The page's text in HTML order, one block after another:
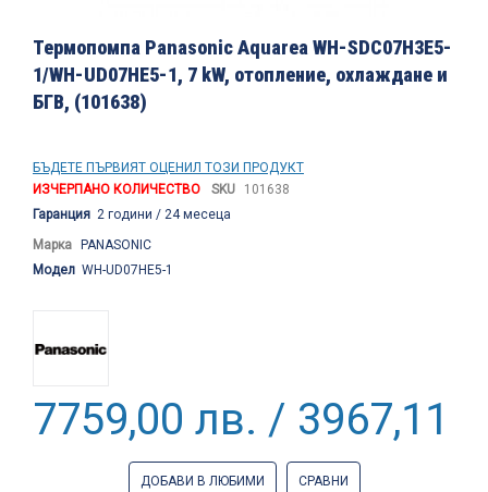
към
началото
на
галерия
Термопомпа Panasonic Aquarea WH-SDC07H3E5-
1/WH-UD07HE5-1, 7 kW, отопление, охлаждане и
БГВ, (101638)
БЪДЕТЕ ПЪРВИЯТ ОЦЕНИЛ ТОЗИ ПРОДУКТ
ИЗЧЕРПАНО КОЛИЧЕСТВО
SKU
101638
Гаранция 2 години / 24 месеца
Марка PANASONIC
Модел WH-UD07HE5-1
7759,00 лв. / 3967,11 €
ДОБАВИ В ЛЮБИМИ СРАВНИ